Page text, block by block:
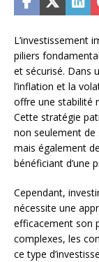
L’investissement
piliers
et sécurisé. Dans
l’inflation et la
offre une stabilité
Cette stratégie
non seulement
mais également
bénéficiant d’une
Cependant,
nécessite une
efficacement son
complexes, les
ce type